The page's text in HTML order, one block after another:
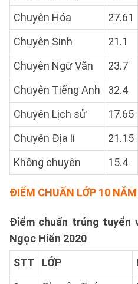
Chuyên Hóa
27.61
Chuyên Sinh
21.1
Chuyên Ngữ Văn
23.7
Chuyên Tiếng Anh
32.4
Chuyên Lịch sử
17.65
Chuyên Địa lí
21.15
Không chuyên
15.4
ĐIỂM CHUẨN LỚP 10
Điểm chuẩn trúng tuyển
Ngọc Hiển 2020
STT
LỚP